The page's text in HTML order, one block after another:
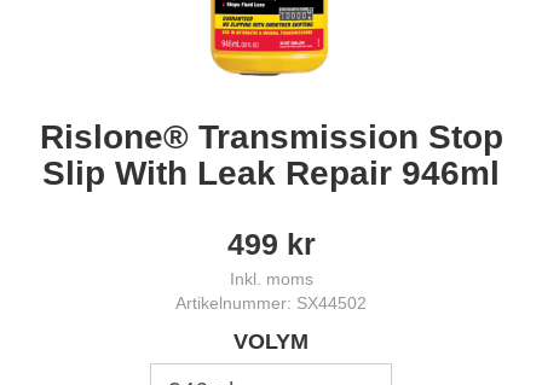
Rislone® Transmission Stop
Slip With Leak Repair 946ml
499 kr
Inkl. moms
Artikelnummer: SX44502
VOLYM